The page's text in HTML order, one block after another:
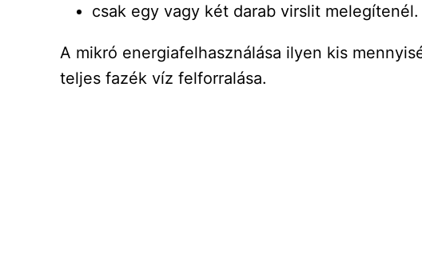
csak egy vagy két darab virslit melegítenél.
A mikró energiafelhasználása ilyen kis
teljes fazék víz felforralása.